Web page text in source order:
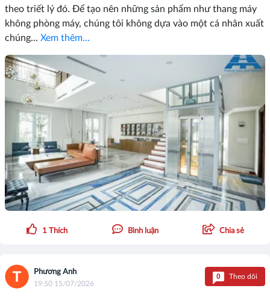
theo triết lý đó. Để tạo nên những sản phẩm như thang máy
không phòng máy, chúng tôi không dựa vào một cá nhân xuất
chúng... Xem thêm...
1 Thích Bình luận Chia sẻ
Phương Anh
19:50 15/07/2026
0 Theo dõi